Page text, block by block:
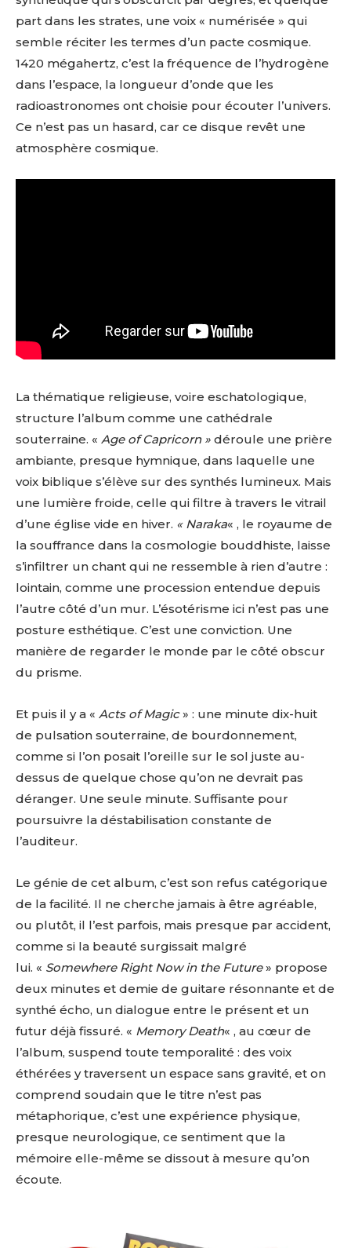
part dans les strates, une voix « numérisée » qui
semble réciter les termes d’un pacte cosmique.
1420 mégahertz, c’est la fréquence de l’hydrogène
dans l’espace, la longueur d’onde que les
radioastronomes ont choisie pour écouter l’univers.
Ce n’est pas un hasard, car ce disque revêt une
atmosphère cosmique.
La thématique religieuse, voire eschatologique,
structure l’album comme une cathédrale
souterraine. « Age of Capricorn » déroule une prière
ambiante, presque hymnique, dans laquelle une
voix biblique s’élève sur des synthés lumineux. Mais
une lumière froide, celle qui filtre à travers le vitrail
d’une église vide en hiver. « Naraka« , le royaume de
la souffrance dans la cosmologie bouddhiste, laisse
s’infiltrer un chant qui ne ressemble à rien d’autre :
lointain, comme une procession entendue depuis
l’autre côté d’un mur. L’ésotérisme ici n’est pas une
posture esthétique. C’est une conviction. Une
manière de regarder le monde par le côté obscur
du prisme.
Et puis il y a « Acts of Magic» : une minute dix-huit
de pulsation souterraine, de bourdonnement,
comme si l’on posait l’oreille sur le sol juste au-
dessus de quelque chose qu’on ne devrait pas
déranger. Une seule minute. Suffisante pour
poursuivre la déstabilisation constante de
l’auditeur.
Le génie de cet album, c’est son refus catégorique
de la facilité. Il ne cherche jamais à être agréable,
ou plutôt, il l’est parfois, mais presque par accident,
comme si la beauté surgissait malgré
lui. « Somewhere Right Now in the Future» propose
deux minutes et demie de guitare résonnante et de
synthé écho, un dialogue entre le présent et un
futur déjà fissuré. « Memory Death« , au cœur de
l’album, suspend toute temporalité : des voix
éthérées y traversent un espace sans gravité, et on
comprend soudain que le titre n’est pas
métaphorique, c’est une expérience physique,
presque neurologique, ce sentiment que la
mémoire elle-même se dissout à mesure qu’on
écoute.